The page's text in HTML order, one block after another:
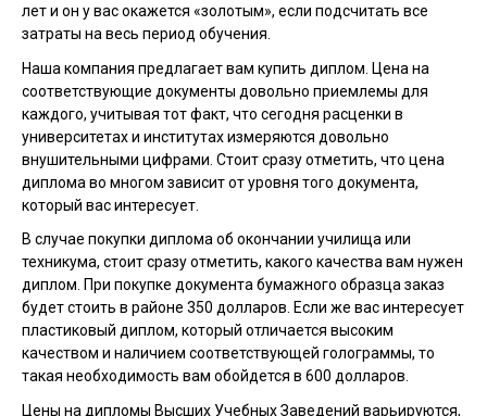
лет и он у вас окажется «золотым», если подсчитать все
затраты на весь период обучения.
Наша компания предлагает вам купить диплом. Цена на
соответствующие документы довольно приемлемы для
каждого, учитывая тот факт, что сегодня расценки в
университетах и институтах измеряются довольно
внушительными цифрами. Стоит сразу отметить, что цена
диплома во многом зависит от уровня того документа,
который вас интересует.
В случае покупки диплома об окончании училища или
техникума, стоит сразу отметить, какого качества вам нужен
диплом. При покупке документа бумажного образца заказ
будет стоить в районе 350 долларов. Если же вас интересует
пластиковый диплом, который отличается высоким
качеством и наличием соответствующей голограммы, то
такая необходимость вам обойдется в 600 долларов.
Цены на дипломы Высших Учебных Заведений варьируются,